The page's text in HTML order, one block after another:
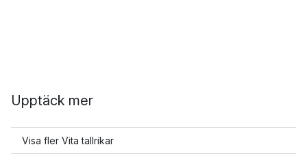
Upptäck mer
Visa fler Vita tallrikar